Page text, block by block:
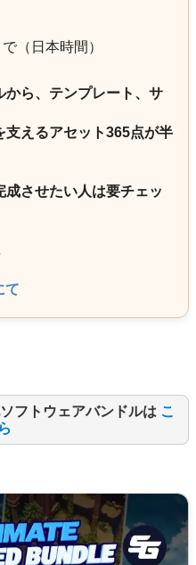
（日本時間）
から、テンプレート、サ
支えるアセット365点が半
させたい人は要チェッ
て
フトウェアバンドルは こ